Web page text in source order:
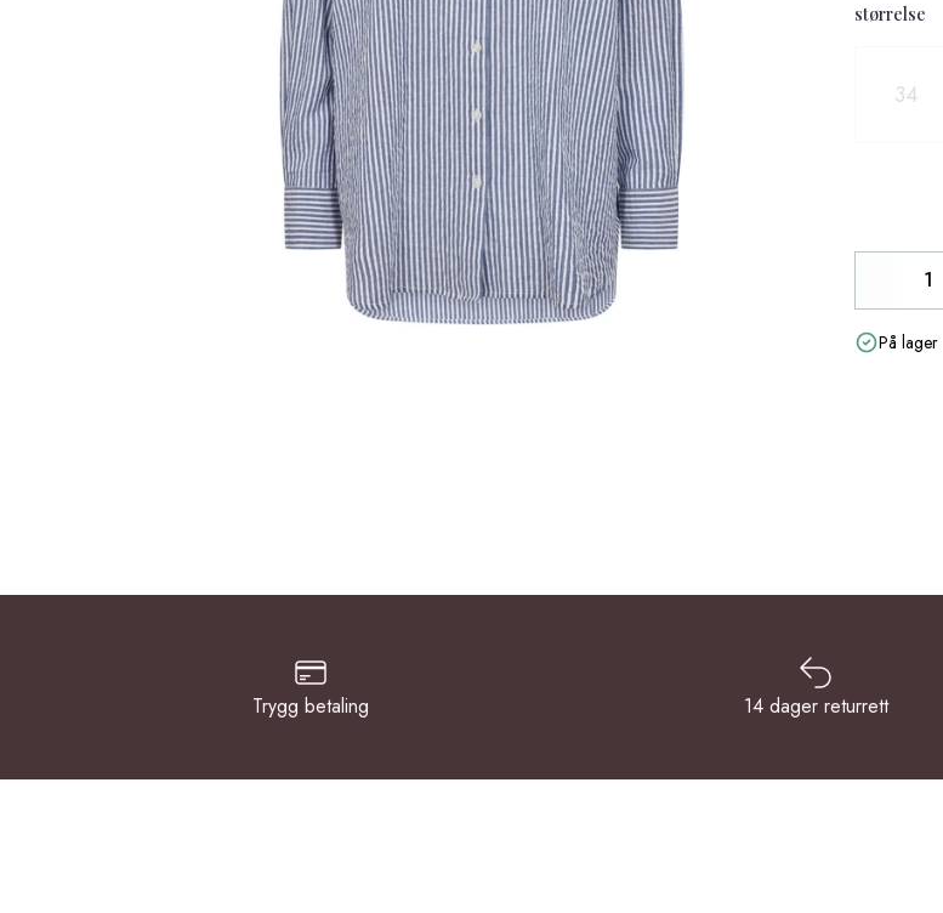
størrelse
34
Decrease
På lager
Trygg betaling 14 dager returrett